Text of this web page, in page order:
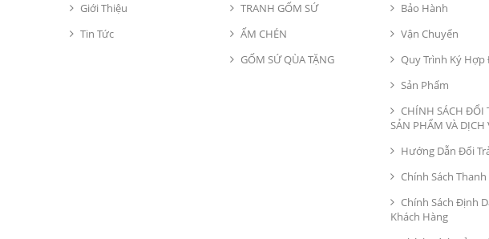
Giới Thiệu
Tin Tức
TRANH GỐM SỨ
ẤM CHÉN
GỐM SỨ QÙA TẶNG
Bảo Hành
Vận Chuyển
Quy Trình Ký Hợp
Sản Phẩm
CHÍNH SÁCH ĐỔI
SẢN PHẨM VÀ DỊCH
Hướng Dẫn Đổi
Chính Sách Thanh
Chính Sách Định
Khách Hàng